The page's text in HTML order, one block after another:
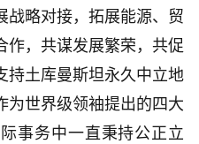
战略对接，拓展能源、贸
作，共谋发展繁荣，共促
持土库曼斯坦永久中立地
为世界级领袖提出的四大
事务中一直秉持公正立